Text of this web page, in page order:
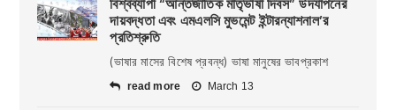
দায়বদ্ধতা এবং এমএলসি মুভমেন্ট ইন্টারন্যাশনাল’র
প্রতিশ্রুতি
(ভাষার মাসের বিশেষ প্রবন্ধ) ভাষা মানুষের ভাবপ্রকাশ
read more March 13